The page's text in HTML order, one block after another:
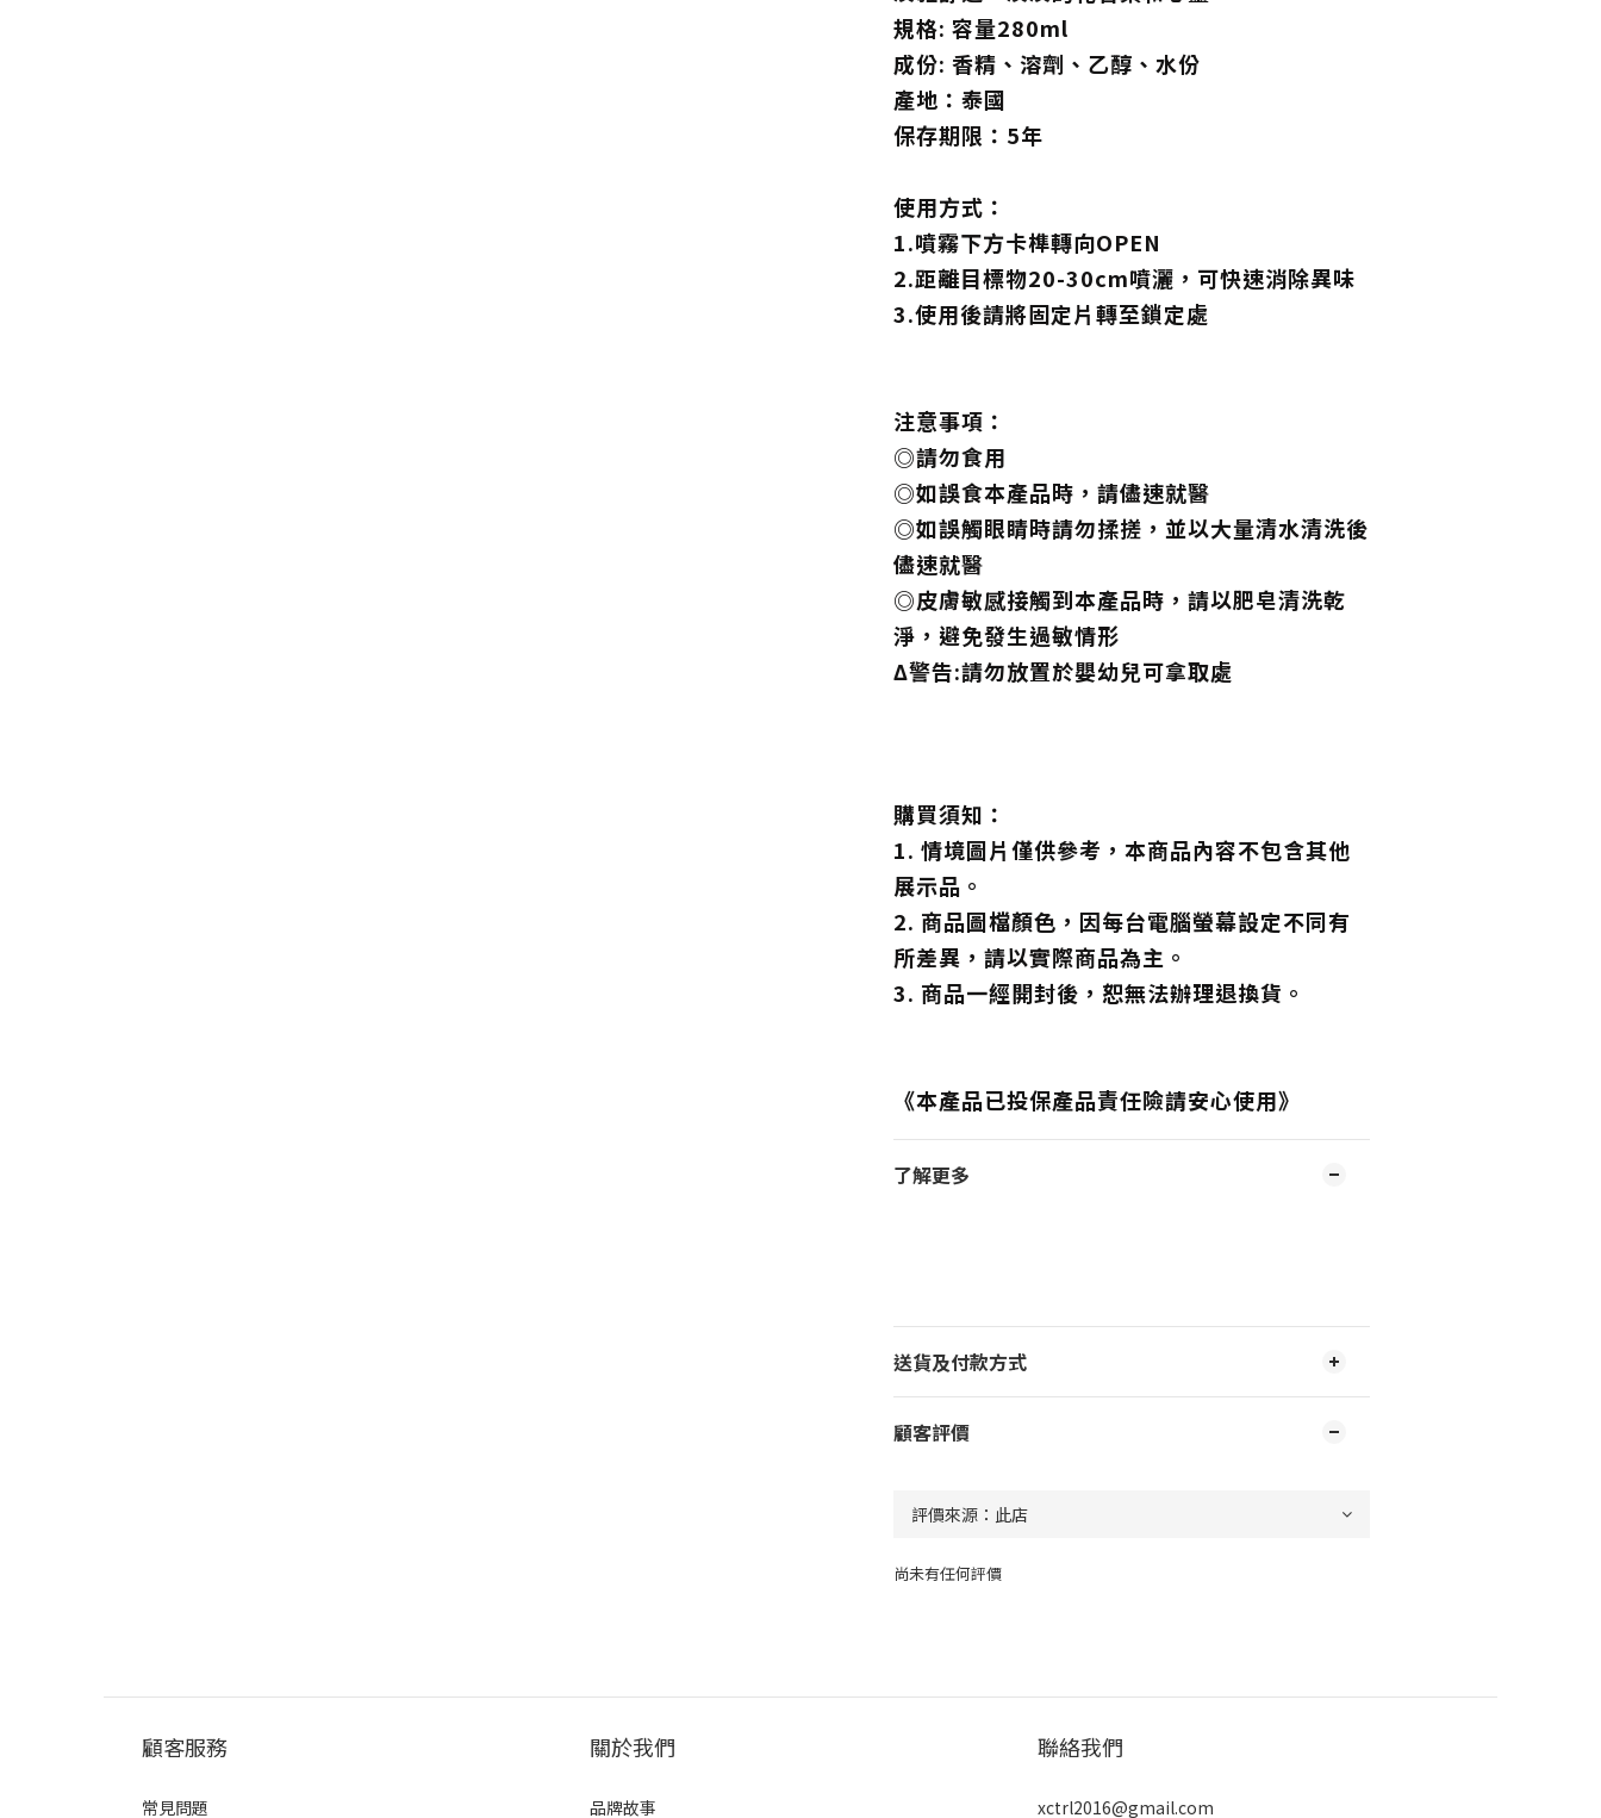
規格: 容量280ml
成份: 香精、溶劑、乙醇、水份
產地：泰國
保存期限：5年
使用方式：
1.噴霧下方卡榫轉向OPEN
2.距離目標物20-30cm噴灑，可快速消除異味
3.使用後請將固定片轉至鎖定處
注意事項：
◎請勿食用
◎如誤食本產品時，請儘速就醫
◎如誤觸眼睛時請勿揉搓，並以大量清水清洗後
儘速就醫
◎皮膚敏感接觸到本產品時，請以肥皂清洗乾
淨，避免發生過敏情形
Δ警告:請勿放置於嬰幼兒可拿取處
購買須知：
1. 情境圖片僅供參考，本商品內容不包含其他
展示品。
2. 商品圖檔顏色，因每台電腦螢幕設定不同有
所差異，請以實際商品為主。
3. 商品一經開封後，恕無法辦理退換貨。
《本產品已投保產品責任險請安心使用》
了解更多
送貨及付款方式
顧客評價
尚未有任何評價
顧客服務
常見問題
關於我們
品牌故事
聯絡我們
xctrl2016@gmail.com